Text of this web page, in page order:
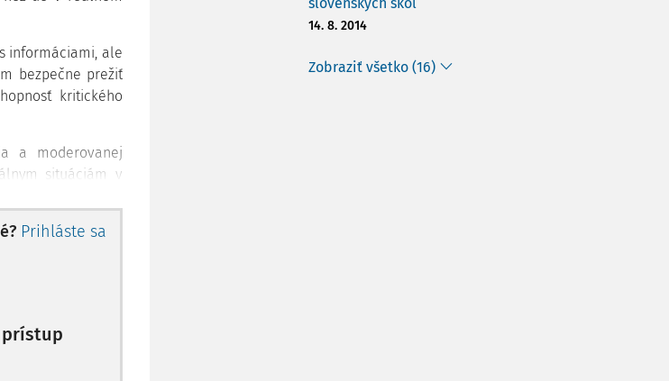
informáciami, ale
bezpečne prežiť
kritického
a moderovanej
situáciám v
Prihláste sa
14. 8. 2014
Zobraziť všetko (16)